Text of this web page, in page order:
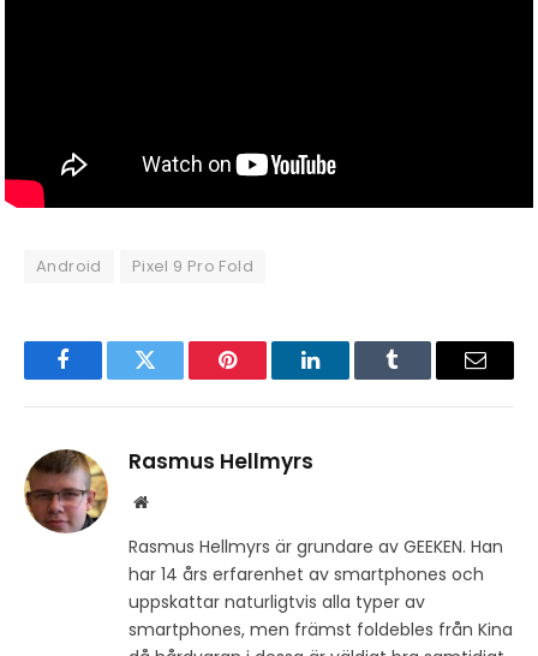
Android Pixel 9 Pro Fold
FacebookTwitter Pinterest LinkedInTumblr Email
Rasmus Hellmyrs
Website
Rasmus Hellmyrs är grundare av GEEKEN. Han
har 14 års erfarenhet av smartphones och
uppskattar naturligtvis alla typer av
smartphones, men främst foldebles från Kina